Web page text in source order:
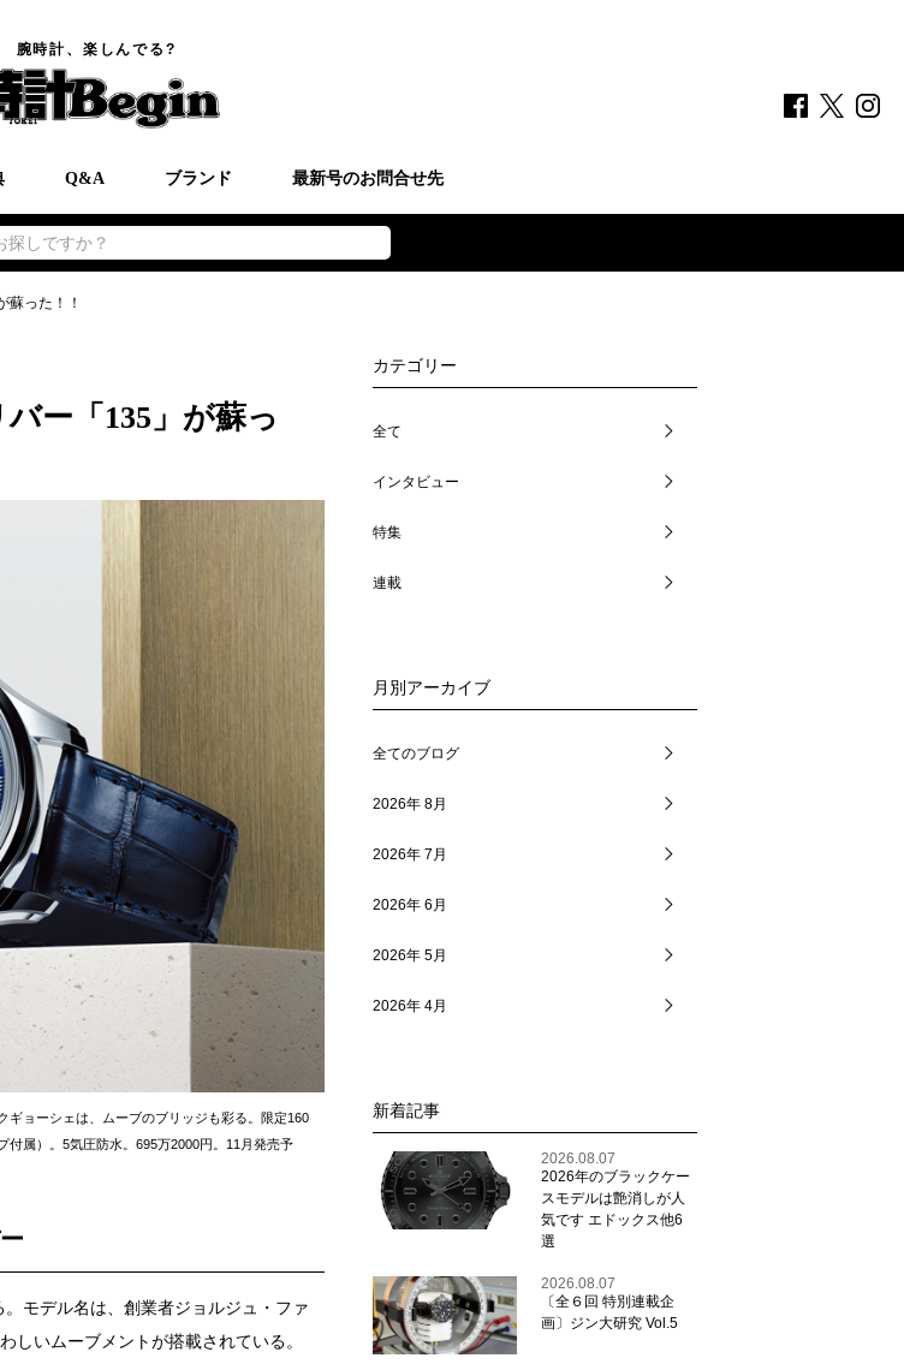
腕時計、楽しんでる?
Q&A ブランド 最新号のお問合せ先
探しですか？
蘇った！！
ー「135」が蘇っ
ギョーシェは、ムーブのブリッジも彩る。限定160
付属）。5気圧防水。695万2000円。11月発売予
モデル名は、創業者ジョルジュ・ファ
しいムーブメントが搭載されている。
カテゴリー
全て
インタビュー
特集
連載
月別アーカイブ
全てのブログ
2026年 8月
2026年 7月
2026年 6月
2026年 5月
2026年 4月
新着記事
2026.08.07
2026年のブラックケー
スモデルは艶消しが人
気です エドックス他6
選
2026.08.07
〔全６回 特別連載企
画〕ジン大研究 Vol.5